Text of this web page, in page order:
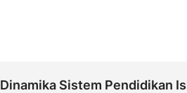
Dinamika Sistem Pendidikan